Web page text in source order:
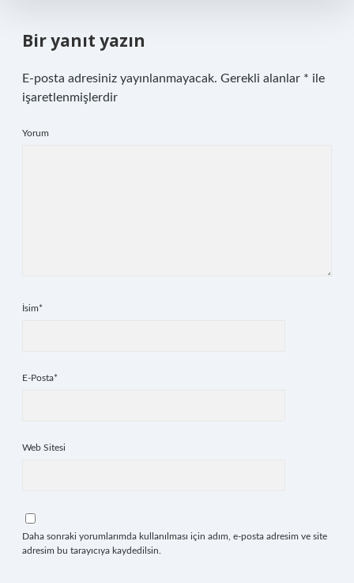
Bir yanıt yazın
E-posta adresiniz yayınlanmayacak. Gerekli alanlar * ile
işaretlenmişlerdir
Yorum
İsim*
E-Posta*
Web Sitesi
Daha sonraki yorumlarımda kullanılması için adım, e-posta adresim ve site
adresim bu tarayıcıya kaydedilsin.